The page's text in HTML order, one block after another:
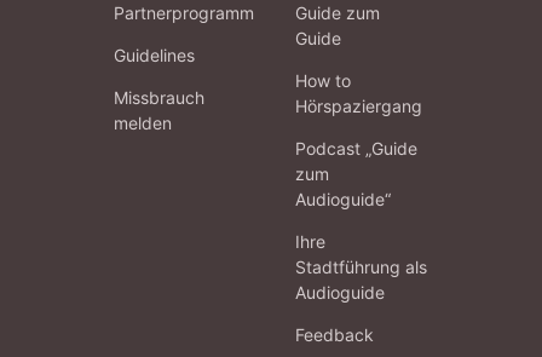
Partnerprogramm
Guidelines
Missbrauch
melden
Guide zum
Guide
How to
Hörspaziergang
Podcast „Guide
zum
Audioguide“
Ihre
Stadtführung als
Audioguide
Feedback